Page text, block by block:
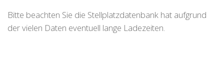
Bitte beachten Sie die Stellplatzdatenbank hat aufgrund
der vielen Daten eventuell lange Ladezeiten.